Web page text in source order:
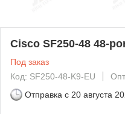
Cisco SF250-48 48-
Под заказ
Код: SF250-48-K9-EU
Отправка с 20 августа